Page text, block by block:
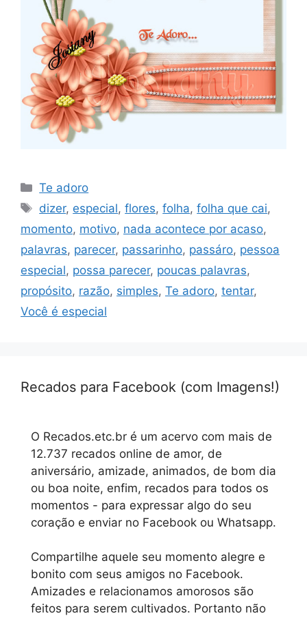
Categorias
Te adoro
Tags
dizer, especial,flores,folha,folha que cai,
momento, motivo, nada acontece por acaso,
palavras, parecer, passarinho, passáro, pessoa
especial, possa parecer, poucas palavras,
propósito, razão, simples, Te adoro, tentar,
Você é especial
Recados para Facebook (com Imagens!)
O Recados.etc.br é um acervo com mais de
12.737 recados online de amor, de
aniversário, amizade, animados, de bom dia
ou boa noite, enfim, recados para todos os
momentos - para expressar algo do seu
coração e enviar no Facebook ou Whatsapp.
Compartilhe aquele seu momento alegre e
bonito com seus amigos no Facebook.
Amizades e relacionamos amorosos são
feitos para serem cultivados. Portanto não